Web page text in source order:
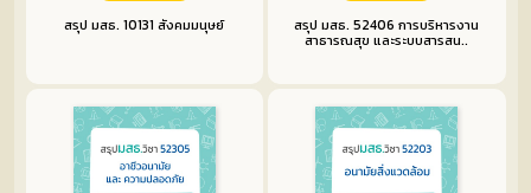
ค้นหา
สรุป มสธ. 10131 สังคมมนุษย์
สรุป มสธ. 52406 การบริหารงาน
สาธารณสุข และระบบสารสน..